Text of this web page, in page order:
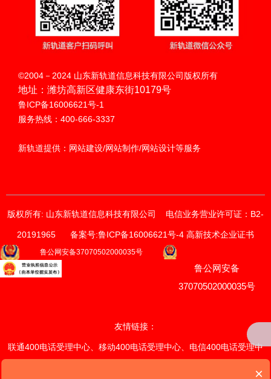
扫码呼叫
©2004－2024 山东新轨道信息科技有限公司版权所有
地址：潍坊高新区健康东街10179号
鲁ICP备16006621号-1
服务热线：400-666-3337
新轨道提供：网站建设/网站制作/网站设计等服务
获取价格与方案
请输入您的联系方式
我们的销售顾问将尽快与您联系。
* 电话
版权所有: 山东新轨道信息科技有限公司 电信业务营业许可证：B2-
20191965 备案号:鲁ICP备16006621号-4 高新技术企业证书
鲁公网安备37070502000035号
鲁公网安备
37070502000035号
友情链接：
联通400电话受理中心 移动400电话受理中心 电信400电话受理中
×